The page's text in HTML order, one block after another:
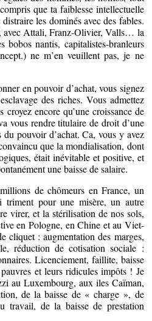
que ta faiblesse intellectuelle
les dominés avec des fables.
avec Attali, Franz-Olivier, Valls… la
bobos nantis, capitalistes-branleurs
ne m’en veuillent pas, je ne
en pouvoir d’achat, vous signez
des riches. Vous admettez
encore qu’une croissance de
vous rendre titulaire de droit d’une
pouvoir d’achat. Ca, vous y avez
que la mondialisation, dont
était inévitable et positive, et
une baisse de salaire.
de chômeurs en France, un
triment pour une misère, un autre
virer, et la stérilisation de nos sols,
en Pologne, en Chine et au Viet-
cliquet : augmentation des marges,
réduction de cotisation sociale :
Licenciement, faillite, baisse
et leurs ridicules impôts ! Je
au Luxembourg, aux iles Caïman,
de la baisse de « charge », de
travail, de la baisse de prestation